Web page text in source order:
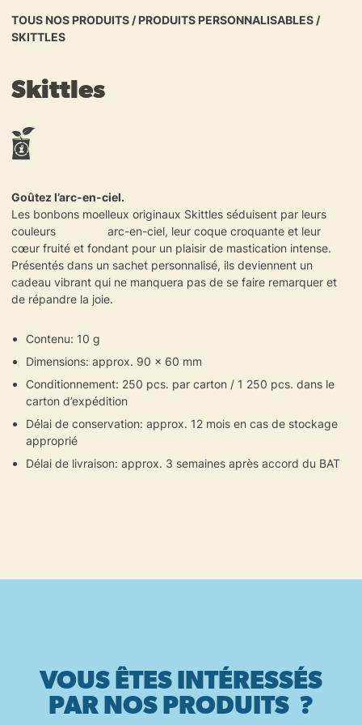
TOUS NOS PRODUITS / PRODUITS PERSONNALISABLES /
SKITTLES
Skittles
Goûtez l’arc-en-ciel.
Les bonbons moelleux originaux Skittles séduisent par leurs
couleurs arc-en-ciel, leur coque croquante et leur
cœur fruité et fondant pour un plaisir de mastication intense.
Présentés dans un sachet personnalisé, ils deviennent un
cadeau vibrant qui ne manquera pas de se faire remarquer et
de répandre la joie.
Contenu: 10 g
Dimensions: approx. 90 x 60 mm
Conditionnement: 250 pcs. par carton / 1 250 pcs. dans le
carton d’expédition
Délai de conservation: approx. 12 mois en cas de stockage
approprié
Délai de livraison: approx. 3 semaines après accord du BAT
VOUS ÊTES INTÉRESSÉS
PAR NOS PRODUITS ?